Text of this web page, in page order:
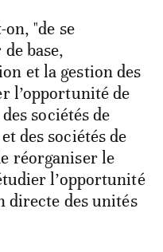
"de se
base,
et la gestion des
l’opportunité de
sociétés de
des sociétés de
réorganiser le
l’opportunité
directe des unités